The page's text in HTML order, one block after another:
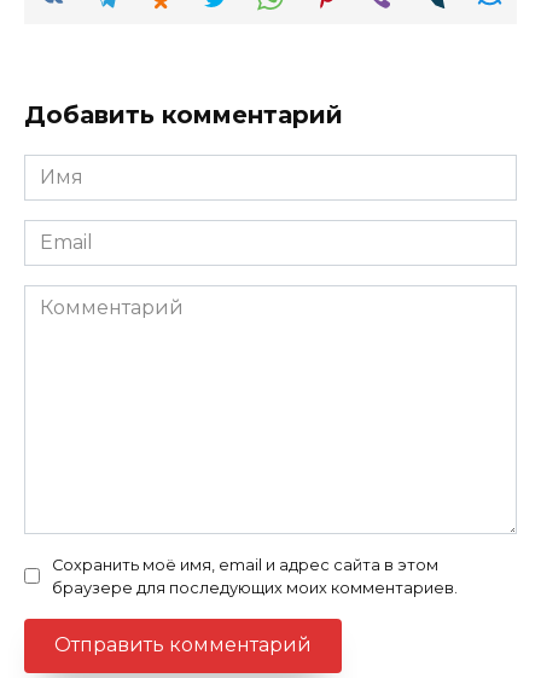
Добавить комментарий
Имя
Email
Комментарий
Сохранить моё имя, email и адрес сайта в этом
браузере для последующих моих комментариев.